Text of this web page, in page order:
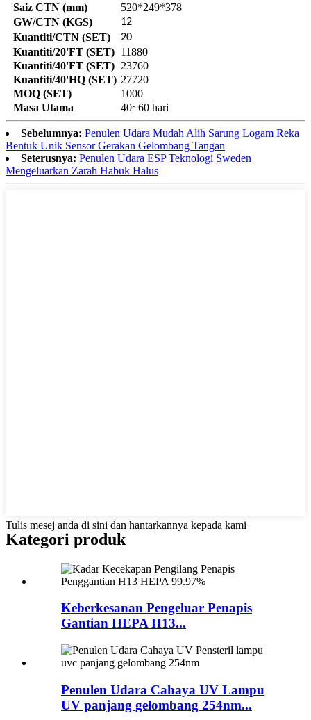
Saiz CTN (mm)
520*249*378
GW/CTN (KGS)
12
Kuantiti/CTN (SET) 20
Kuantiti/20'FT (SET) 11880
Kuantiti/40'FT (SET) 23760
Kuantiti/40'HQ (SET) 27720
MOQ (SET)
1000
Masa Utama
40~60 hari
Sebelumnya: Penulen Udara Mudah Alih Sarung Logam Reka
Bentuk Unik Sensor Gerakan Gelombang Tangan
Seterusnya: Penulen Udara ESP Teknologi Sweden
Mengeluarkan Zarah Habuk Halus
Tulis mesej anda di sini dan hantarkannya kepada kami
Kategori produk
Keberkesanan Pengeluar Penapis
Gantian HEPA H13...
Penulen Udara Cahaya UV Lampu
UV panjang gelombang 254nm...